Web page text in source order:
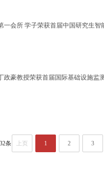
一会所 学子荣获首届中国研究生
政豪教授荣获首届国际基础设施监
条 上页 1 2 3